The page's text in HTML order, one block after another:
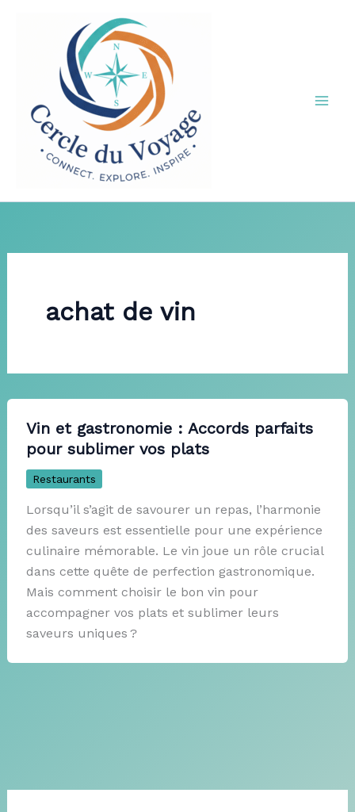
achat de vin
Vin et gastronomie : Accords parfaits
pour sublimer vos plats
Restaurants
Lorsqu’il s’agit de savourer un repas, l’harmonie
des saveurs est essentielle pour une expérience
culinaire mémorable. Le vin joue un rôle crucial
dans cette quête de perfection gastronomique.
Mais comment choisir le bon vin pour
accompagner vos plats et sublimer leurs
saveurs uniques ?